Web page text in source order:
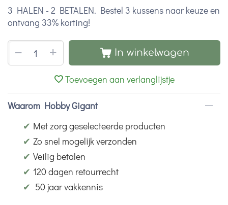
3 HALEN - 2 BETALEN. Bestel 3 kussens naar keuze en
ontvang 33% korting!
+
− In winkelwagen
Toevoegen aan verlanglijstje
Waarom Hobby Gigant
✔ Met zorg geselecteerde producten
✔ Zo snel mogelijk verzonden
✔ Veilig betalen
✔ 120 dagen retourrecht
✔ 50 jaar vakkennis